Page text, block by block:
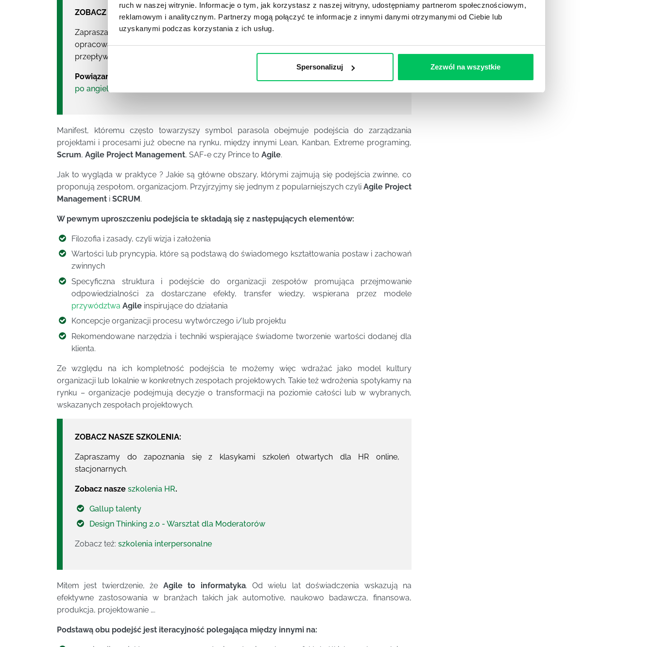
ruch w naszej witrynie. Informacje o tym, jak korzystasz z naszej witryny, udostępniamy partnerom społecznościowym,
reklamowym i analitycznym. Partnerzy mogą połączyć te informacje z innymi danymi otrzymanymi od Ciebie lub
uzyskanymi podczas korzystania z ich usług.
Spersonalizuj Zezwól na wszystkie
ZOBACZ NASZE SZKOLENIA:
Zapraszamy nazarządzanie projektami szkolenie. Na szkoleniu dowiesz się m. in.: jak
opracować plan projektu? Jak zarządzić czasem i jakością w projekcie? Jak zadbać o
przepływ informacji? Jakie są dobre praktyki w zarządzaniu projektami?
Powiązane z tym tematem:
po angielsku
Manifest, któremu często towarzyszy symbol parasola obejmuje podejścia do zarządzania
projektami i procesami już obecne na rynku, między innymi Lean, Kanban, Extreme programing,
Scrum, Agile Project Management, SAF-e czy Prince to Agile.
Jak to wygląda w praktyce ? Jakie są główne obszary, którymi zajmują się podejścia zwinne, co
proponują zespołom, organizacjom. Przyjrzyjmy się jednym z popularniejszych czyli Agile Project
Management i SCRUM.
W pewnym uproszczeniu podejścia te składają się z następujących elementów:
Filozofia i zasady, czyli wizja i założenia
Wartości lub pryncypia, które są podstawą do świadomego kształtowania postaw i zachowań
zwinnych
Specyficzna struktura i podejście do organizacji zespołów promująca przejmowanie
odpowiedzialności za dostarczane efekty, transfer wiedzy, wspierana przez modele
przywództwa Agile inspirujące do działania
Koncepcje organizacji procesu wytwórczego i/lub projektu
Rekomendowane narzędzia i techniki wspierające świadome tworzenie wartości dodanej dla
klienta.
Ze względu na ich kompletność podejścia te możemy więc wdrażać jako model kultury
organizacji lub lokalnie w konkretnych zespołach projektowych. Takie też wdrożenia spotykamy na
rynku – organizacje podejmują decyzje o transformacji na poziomie całości lub w wybranych,
wskazanych zespołach projektowych.
ZOBACZ NASZE SZKOLENIA:
Zapraszamy do zapoznania się z klasykami szkoleń otwartych dla HR online,
stacjonarnych.
Zobacz nasze szkolenia HR.
Gallup talenty
Design Thinking 2.0 - Warsztat dla Moderatorów
Zobacz też: szkolenia interpersonalne
Mitem jest twierdzenie, że Agile to informatyka. Od wielu lat doświadczenia wskazują na
efektywne zastosowania w branżach takich jak automotive, naukowo badawcza, finansowa,
produkcja, projektowanie ….
Podstawą obu podejść jest iteracyjność polegająca między innymi na: